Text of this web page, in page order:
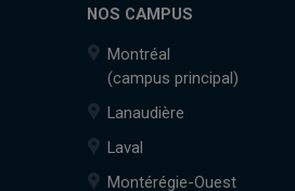
NOS CAMPUS
Montréal
(campus principal)
Lanaudière
Laval
Montérégie-Ouest